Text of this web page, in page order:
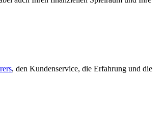
, den Kundenservice, die Erfahrung und die